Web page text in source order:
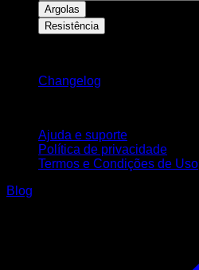
Argolas
Resistência
Changelog
Ajuda e suporte
Política de privacidade
Termos e Condições de Uso
Blog